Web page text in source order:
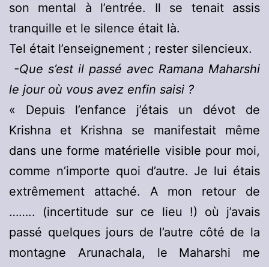
son mental à l’entrée. Il se tenait assis
tranquille et le silence était là.
Tel était l’enseignement ; rester silencieux.
-Que s’est il passé avec Ramana Maharshi
le jour où vous avez enfin saisi ?
« Depuis l’enfance j’étais un dévot de
Krishna et Krishna se manifestait même
dans une forme matérielle visible pour moi,
comme n’importe quoi d’autre. Je lui étais
extrêmement attaché. A mon retour de
…….. (incertitude sur ce lieu !) où j’avais
passé quelques jours de l’autre côté de la
montagne Arunachala, le Maharshi me